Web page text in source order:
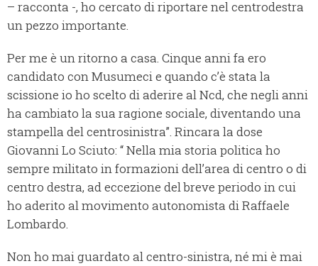
– racconta -, ho cercato di riportare nel centrodestra
un pezzo importante.
Per me è un ritorno a casa. Cinque anni fa ero
candidato con Musumeci e quando c’è stata la
scissione io ho scelto di aderire al Ncd, che negli anni
ha cambiato la sua ragione sociale, diventando una
stampella del centrosinistra”. Rincara la dose
Giovanni Lo Sciuto: “Nella mia storia politica ho
sempre militato in formazioni dell’area di centro o di
centro destra, ad eccezione del breve periodo in cui
ho aderito al movimento autonomista di Raffaele
Lombardo.
Non ho mai guardato al centro-sinistra, né mi è mai